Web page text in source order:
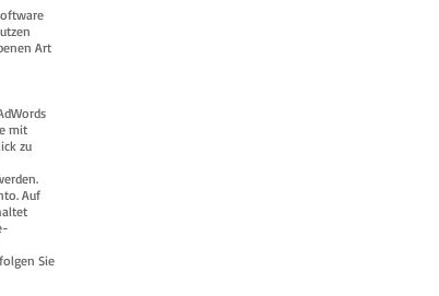
Art
mit
zu
Auf
Sie